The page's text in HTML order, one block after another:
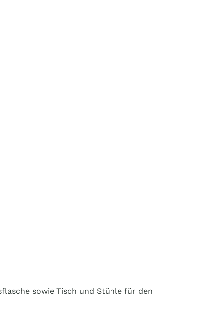
sowie Tisch und Stühle für den